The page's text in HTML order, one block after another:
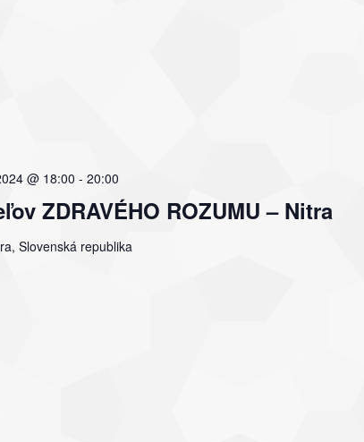
ZDRAVÉHO ROZUMU – Nitra
@ 18:00 -20:00
Slovenská republika